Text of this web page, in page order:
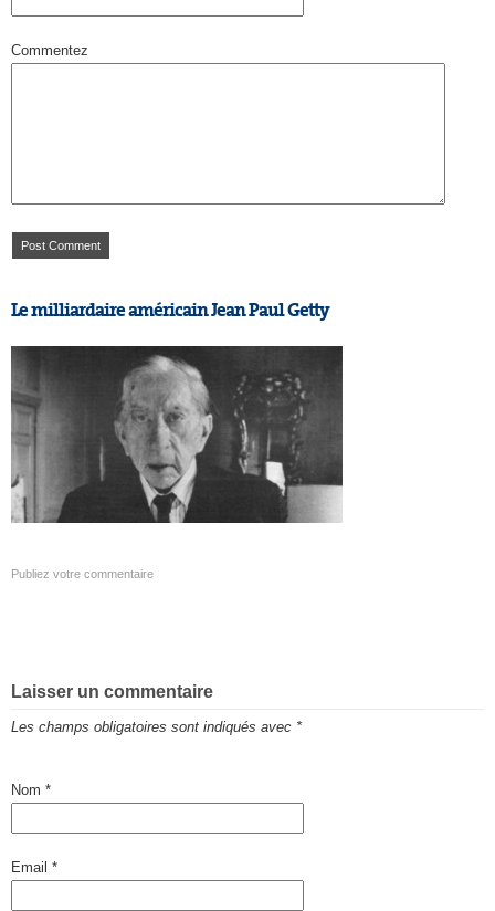
Commentez
Le milliardaire américain Jean Paul Getty
Publiez votre commentaire
Laisser un commentaire
Les champs obligatoires sont indiqués avec *
Nom *
Email *